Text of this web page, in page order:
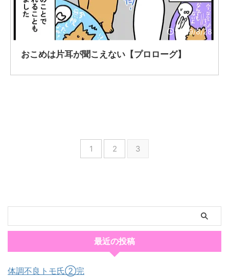
2019/8/28
おこめは片耳が聞こえない【プロローグ】
1 2 3
最近の投稿
体調不良トモ氏②完